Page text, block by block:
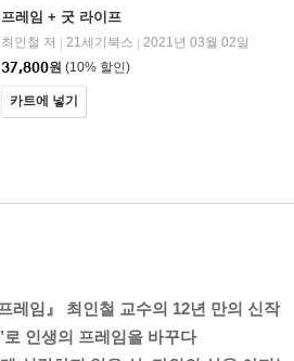
프레임 + 굿 라이프
최인철 저 | 21세기북스 | 2021년 03월 02일
37,800원 (10% 할인)
카트에 넣기
레임』 최인철 교수의 12년 만의 신작
로 인생의 프레임을 바꾸다